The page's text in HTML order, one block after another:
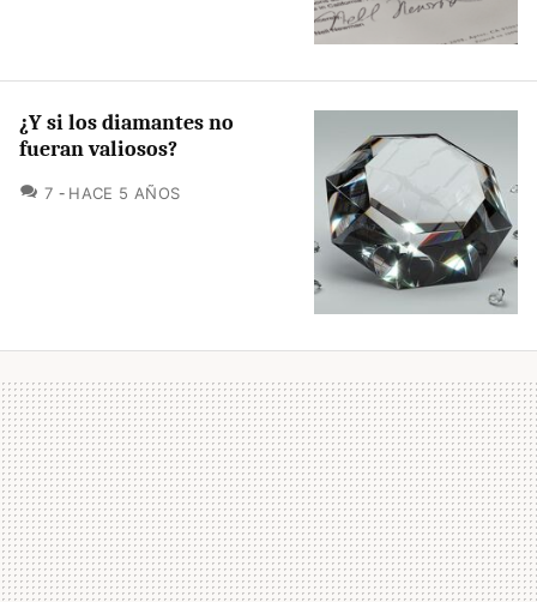
¿Y si los diamantes no
fueran valiosos?
7 COMENTARIOS
HACE 5 AÑOS